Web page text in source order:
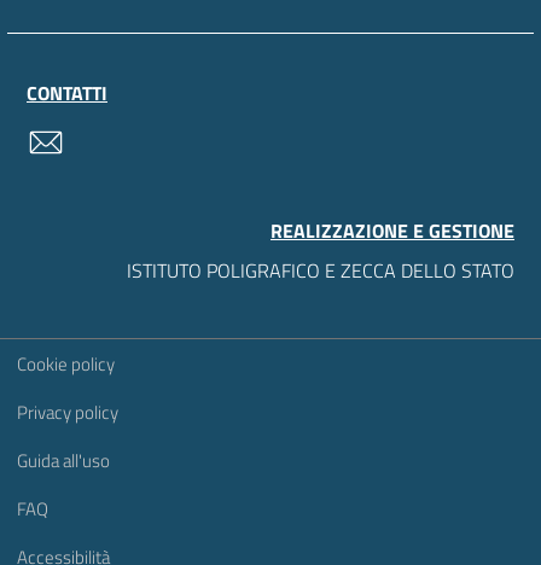
CONTATTI
REALIZZAZIONE E GESTIONE
ISTITUTO POLIGRAFICO E ZECCA DELLO STATO
Sezione Link Utili
Cookie policy
Privacy policy
Guida all'uso
FAQ
Accessibilità